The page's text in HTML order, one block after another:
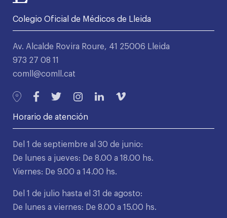
Colegio Oficial de Médicos de Lleida
Av. Alcalde Rovira Roure, 41 25006 Lleida
973 27 08 11
comll@comll.cat
Horario de atención
Del 1 de septiembre al 30 de junio:
De lunes a jueves: De 8.00 a 18.00 hs.
Viernes: De 9.00 a 14.00 hs.
Del 1 de julio hasta el 31 de agosto:
De lunes a viernes: De 8.00 a 15.00 hs.